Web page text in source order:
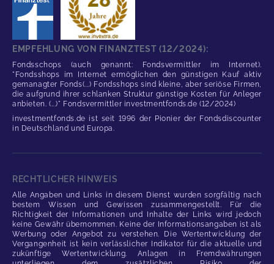
EMPFEHLUNG VON FINANZTEST (12/2024):
Fondsschops (auch genannt: Fondsvermittler im Internet).
"Fondsshops im Internet ermöglichen den günstigen Kauf aktiv
gemanagter Fonds(...) Fondsshops sind kleine, aber seriöse Firmen,
die aufgrund ihrer schlanken Struktur günstige Kosten für Anleger
anbieten. (...)" Fondsvermittler investmentfonds.de (12/2024)
investmentfonds.de ist seit 1996 der Pionier der Fondsdiscounter
in Deutschland und Europa.
RECHTLICHER HINWEIS
Alle Angaben und Links in diesem Dienst wurden sorgfältig nach
bestem Wissen und Gewissen zusammengestellt. Für die
Richtigkeit der Informationen und Inhalte der Links wird jedoch
keine Gewähr übernommen. Keine der Informationsangaben ist als
Werbung oder Angebot zu verstehen. Die Wertentwicklung der
Vergangenheit ist kein verlässlicher Indikator für die aktuelle und
zukünftige Wertentwicklung. Anlagen in Fremdwährungen